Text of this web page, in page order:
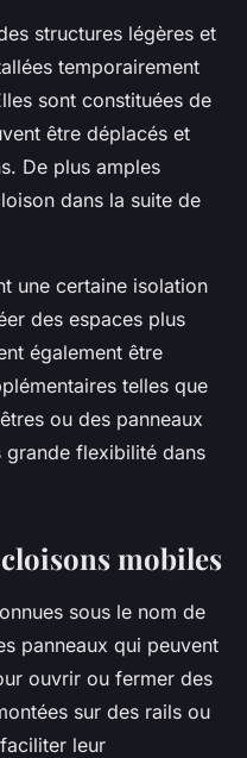
structures légères et
temporairement
sont constituées de
être déplacés et
De plus amples
dans la suite de
une certaine isolation
des espaces plus
également être
telles que
ou des panneaux
grande flexibilité dans
mobiles
sous le nom de
panneaux qui peuvent
ouvrir ou fermer des
sur des rails ou
leur